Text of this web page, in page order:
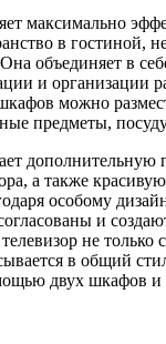
максимально
в гостиной,
объединяет в
и организации
можно
предметы,
дополнительную
а также
особому
и
не только
в общий
двух шкафов и